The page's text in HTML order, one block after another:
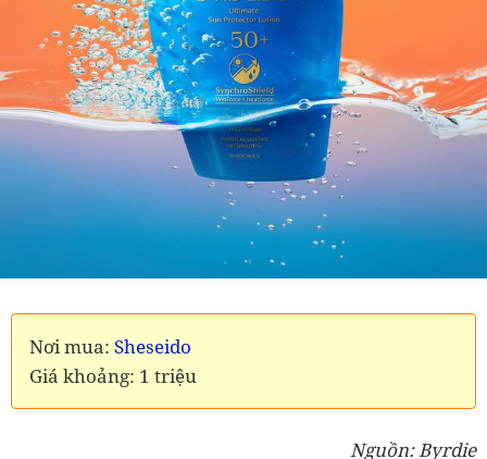
Nơi mua: Sheseido
Giá khoảng: 1 triệu
Nguồn: Byrdie